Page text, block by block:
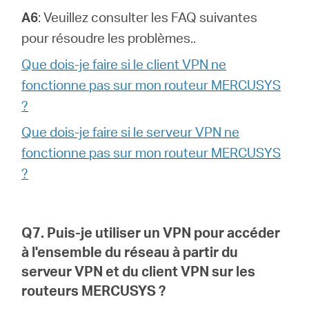
A6: Veuillez consulter les FAQ suivantes
pour résoudre les problèmes..
Que dois-je faire si le client VPN ne
fonctionne pas sur mon routeur MERCUSYS
?
Que dois-je faire si le serveur VPN ne
fonctionne pas sur mon routeur MERCUSYS
?
Q7. Puis-je utiliser un VPN pour accéder
à l'ensemble du réseau à partir du
serveur VPN et du client VPN sur les
routeurs MERCUSYS ?